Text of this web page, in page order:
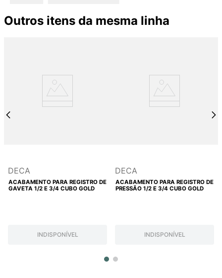
Outros itens da mesma linha
DECA
ACABAMENTO PARA REGISTRO DE
GAVETA 1/2 E 3/4 CUBO GOLD
INDISPONÍVEL
DECA
ACABAMENTO PARA REGISTRO DE
PRESSÃO 1/2 E 3/4 CUBO GOLD
INDISPONÍVEL